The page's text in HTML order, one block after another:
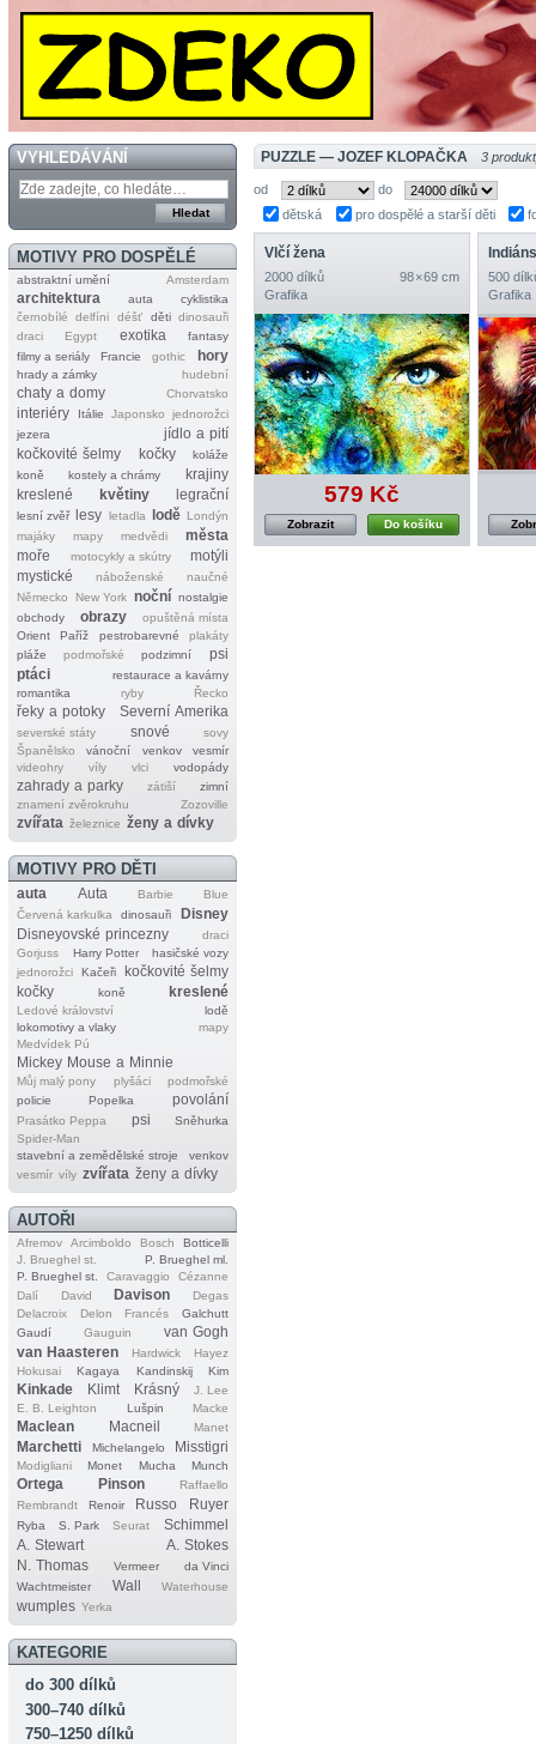
VYHLEDÁVÁNÍ
MOTIVY PRO DOSPĚLÉ
abstraktní umění Amsterdam
architektura auta
cyklistika
černobílé
delfíni déšť děti dinosauři
draci
Egypt exotika
fantasy
filmy a seriály
Francie gothic hory
hrady a zámky hudební
chaty a domy Chorvatsko
interiéry Itálie Japonsko
jednorožci
jezera
jídlo a pití
kočkovité šelmy
kočky
koláže
koně
kostely a chrámy
krajiny
kreslené
květiny legrační
lesní zvěř lesy letadla lodě Londýn
majáky
mapy medvědi
města
moře
motocykly a skútry
motýli
mystické
náboženské
naučné
Německo
New York noční nostalgie
obchody
obrazy
opuštěná místa
Orient
Paříž pestrobarevné
plakáty
pláže
podmořské podzimní
psi
ptáci
restaurace a kavárny
romantika
ryby Řecko
řeky a potoky Severní Amerika
severské státy snové
sovy
Španělsko
vánoční venkov
vesmír
videohry
víly vlci vodopády
zahrady a parky zátiší
zimní
znamení zvěrokruhu
Zozoville
zvířata železnice ženy a dívky
MOTIVY PRO DĚTI
auta Auta Barbie
Blue
Červená karkulka
dinosauři
Disney
Disneyovské princezny
draci
Gorjuss
Harry Potter
hasičské vozy
jednorožci
Kačeři
kočkovité šelmy
kočky
koně kreslené
Ledové království
lodě
lokomotivy a vlaky
mapy
Medvídek Pú
Mickey Mouse a Minnie
Můj malý pony plyšáci
podmořské
policie
Popelka povolání
Prasátko Peppa psi
Sněhurka
Spider‐Man
stavební a zemědělské stroje
venkov
vesmír víly zvířata ženy a dívky
AUTOŘI
Afremov Arcimboldo Bosch
Botticelli
J. Brueghel st.
P. Brueghel ml.
P. Brueghel st.
Caravaggio
Cézanne
Dalí
David Davison
Degas
Delacroix
Delon Francés
Galchutt
Gaudí
Gauguin
van Gogh
van Haasteren
Hardwick
Hayez
Hokusai
Kagaya Kandinskij Kim
Kinkade Klimt Krásný
J. Lee
E. B. Leighton
Lušpin Macke
Maclean Macneil Manet
Marchetti Michelangelo Misstigri
Modigliani Monet Mucha Munch
Ortega Pinson
Raffaello
Rembrandt
Renoir Russo Ruyer
Ryba S. Park Seurat
Schimmel
A. Stewart
A. Stokes
N. Thomas
Vermeer
da Vinci
Wachtmeister
Wall Waterhouse
wumples Yerka
KATEGORIE
do 300 dílků
300–740 dílků
750–1250 dílků
PUZZLE — JOZEF KLOPAČKA 3
od
do
dětská
pro dospělé a starší děti
Vlčí žena
2000 dílků
98 × 69 cm
Grafika
579 Kč
Do košíku
Zobrazit
500
Grafika